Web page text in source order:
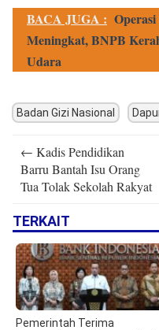
BACA JUGA :
Meningkat, BNPB
Udara
Badan Gizi Nasional
navigation
← Kadis Pendidikan
Barru Bantah Isu Orang
Tua Tolak Sekolah Rakyat
TERKAIT
Pemerintah Terima